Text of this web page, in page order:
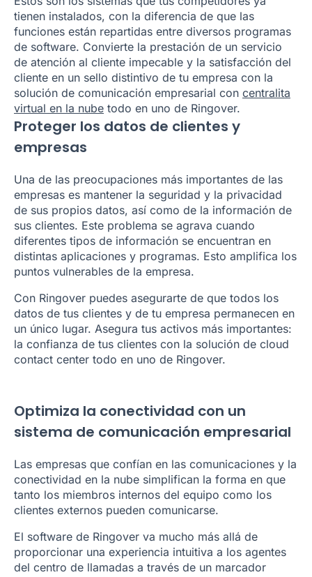
tienen instalados, con la diferencia de que las
funciones están repartidas entre diversos programas
de software. Convierte la prestación de un servicio
de atención al cliente impecable y la satisfacción del
cliente en un sello distintivo de tu empresa con la
solución de comunicación empresarial con centralita
virtual en la nube todo en uno de Ringover.
Proteger los datos de clientes y
empresas
Una de las preocupaciones más importantes de las
empresas es mantener la seguridad y la privacidad
de sus propios datos, así como de la información de
sus clientes. Este problema se agrava cuando
diferentes tipos de información se encuentran en
distintas aplicaciones y programas. Esto amplifica los
puntos vulnerables de la empresa.
Con Ringover puedes asegurarte de que todos los
datos de tus clientes y de tu empresa permanecen en
un único lugar. Asegura tus activos más importantes:
la confianza de tus clientes con la solución de cloud
contact center todo en uno de Ringover.
Optimiza la conectividad con un
sistema de comunicación empresarial
Las empresas que confían en las comunicaciones y la
conectividad en la nube simplifican la forma en que
tanto los miembros internos del equipo como los
clientes externos pueden comunicarse.
El software de Ringover va mucho más allá de
proporcionar una experiencia intuitiva a los agentes
del centro de llamadas a través de un marcador